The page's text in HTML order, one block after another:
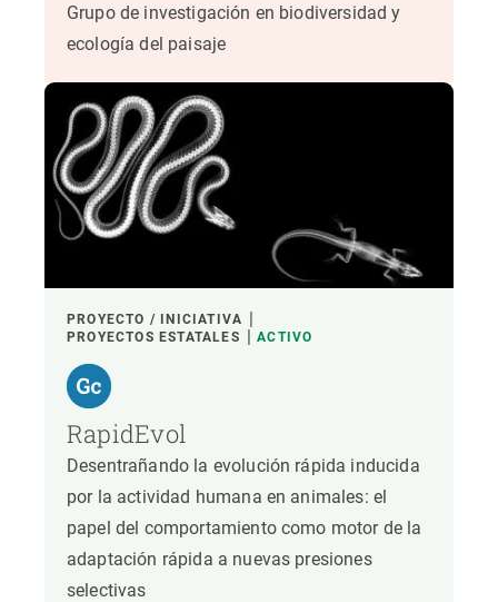
Grupo de investigación en biodiversidad y
ecología del paisaje
PROYECTO / INICIATIVA
PROYECTOS ESTATALES
ACTIVO
RapidEvol
Desentrañando la evolución rápida inducida
por la actividad humana en animales: el
papel del comportamiento como motor de la
adaptación rápida a nuevas presiones
selectivas